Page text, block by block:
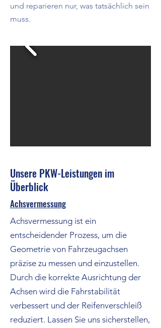
und reparieren nur, was tatsächlich sein
muss.
Unsere PKW-Leistungen im
Überblick
Achsvermessung
Achsvermessung ist ein
entscheidender Prozess, um die
Geometrie von Fahrzeugachsen
präzise zu messen und einzustellen.
Durch die korrekte Ausrichtung der
Achsen wird die Fahrstabilität
verbessert und der Reifenverschleiß
reduziert. Lassen Sie uns sicherstellen,